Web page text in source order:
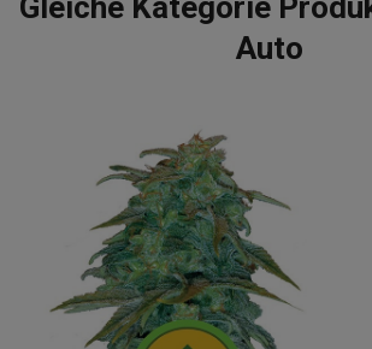
Auto